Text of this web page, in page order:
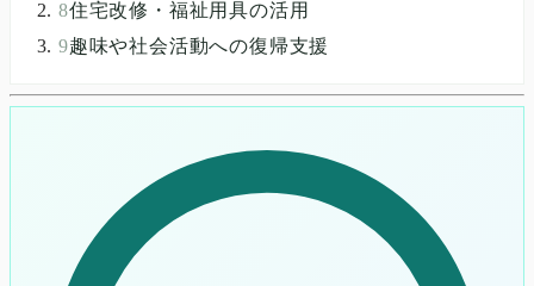
8住宅改修・福祉用具の活用
9趣味や社会活動への復帰支援